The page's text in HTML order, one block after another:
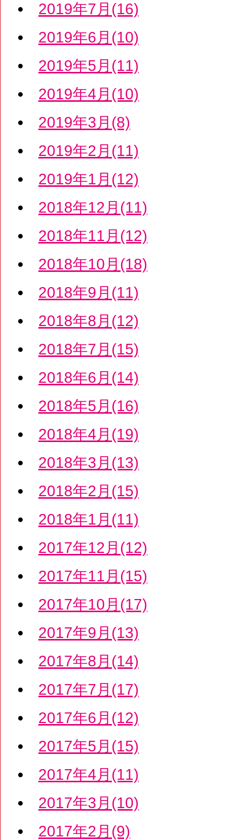
2019年7月(16)
2019年6月(10)
2019年5月(11)
2019年4月(10)
2019年3月(8)
2019年2月(11)
2019年1月(12)
2018年12月(11)
2018年11月(12)
2018年10月(18)
2018年9月(11)
2018年8月(12)
2018年7月(15)
2018年6月(14)
2018年5月(16)
2018年4月(19)
2018年3月(13)
2018年2月(15)
2018年1月(11)
2017年12月(12)
2017年11月(15)
2017年10月(17)
2017年9月(13)
2017年8月(14)
2017年7月(17)
2017年6月(12)
2017年5月(15)
2017年4月(11)
2017年3月(10)
2017年2月(9)